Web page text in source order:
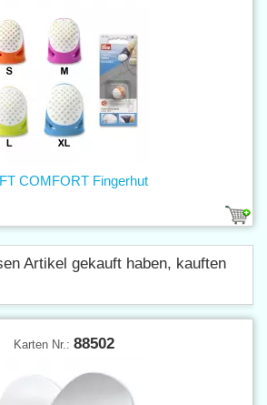
COMFORT Fingerhut
Artikel gekauft haben, kauften
Karten Nr.: 88502